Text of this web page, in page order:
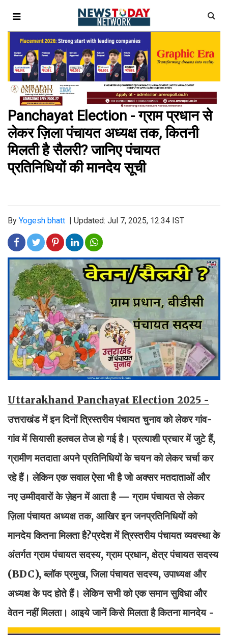
Panchayat Election - ग्राम प्रधान से
लेकर ज़िला पंचायत अध्यक्ष तक, कितनी
मिलती है सैलरी? जानिए पंचायत
प्रतिनिधियों की मानदेय सूची
By Yogesh bhatt Updated: Jul 7, 2025, 12:34 IST
Uttarakhand Panchayat Election 2025 -
उत्तराखंड में इन दिनों त्रिस्तरीय पंचायत चुनाव को लेकर गांव-
गांव में सियासी हलचल तेज हो गई है। प्रत्याशी प्रचार में जुटे हैं,
ग्रामीण मतदाता अपने प्रतिनिधियों के चयन को लेकर चर्चा कर
रहे हैं। लेकिन एक सवाल ऐसा भी है जो अक्सर मतदाताओं और
नए उम्मीदवारों के ज़ेहन में आता है — ग्राम पंचायत से लेकर
ज़िला पंचायत अध्यक्ष तक, आखिर इन जनप्रतिनिधियों को
मानदेय कितना मिलता है?प्रदेश में त्रिस्तरीय पंचायत व्यवस्था के
अंतर्गत ग्राम पंचायत सदस्य, ग्राम प्रधान, क्षेत्र पंचायत सदस्य
(BDC), ब्लॉक प्रमुख, जिला पंचायत सदस्य, उपाध्यक्ष और
अध्यक्ष के पद होते हैं। लेकिन सभी को एक समान सुविधा और
वेतन नहीं मिलता। आइये जानें किसे मिलता है कितना मानदेय -